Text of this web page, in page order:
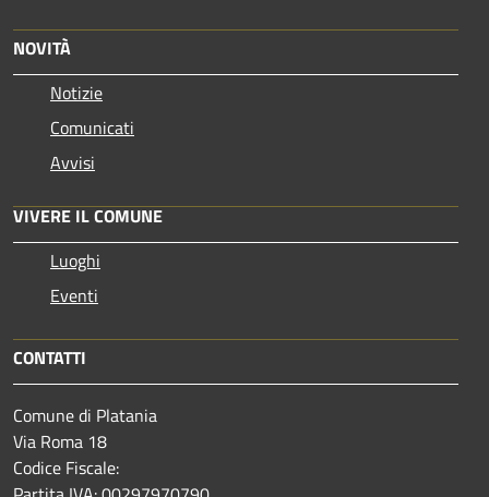
NOVITÀ
Notizie
Comunicati
Avvisi
VIVERE IL COMUNE
Luoghi
Eventi
CONTATTI
Comune di Platania
Via Roma 18
Codice Fiscale: